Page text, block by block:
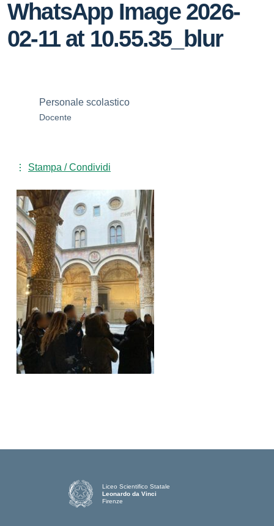
WhatsApp Image 2026-
02-11 at 10.55.35_blur
Personale scolastico
Docente
Stampa / Condividi
Liceo Scientifico Statale
Leonardo da Vinci
Firenze